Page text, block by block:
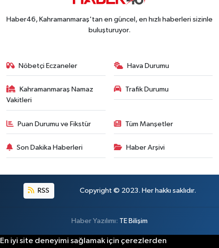
Haber46, Kahramanmaraş'tan en güncel, en hızlı haberleri sizinle
buluşturuyor.
Nöbetçi Eczaneler Hava Durumu
Kahramanmaraş Namaz
Vakitleri
Trafik Durumu
Puan Durumu ve Fikstür Tüm Manşetler
Son Dakika Haberleri Haber Arşivi
RSS Copyright © 2023. Her hakkı saklıdır.
Haber Yazılımı: TE Bilişim
En iyi site deneyimi sağlamak için çerezlerden